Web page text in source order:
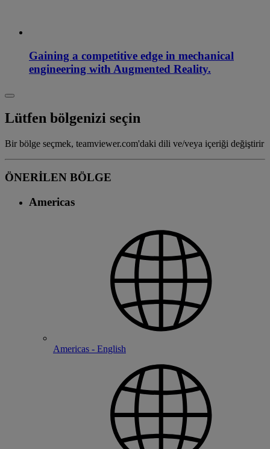
Gaining a competitive edge in mechanical
engineering with Augmented Reality.
Lütfen bölgenizi seçin
Bir bölge seçmek, teamviewer.com'daki dili ve/veya içeriği değiştirir
ÖNERİLEN BÖLGE
Americas
Americas - English